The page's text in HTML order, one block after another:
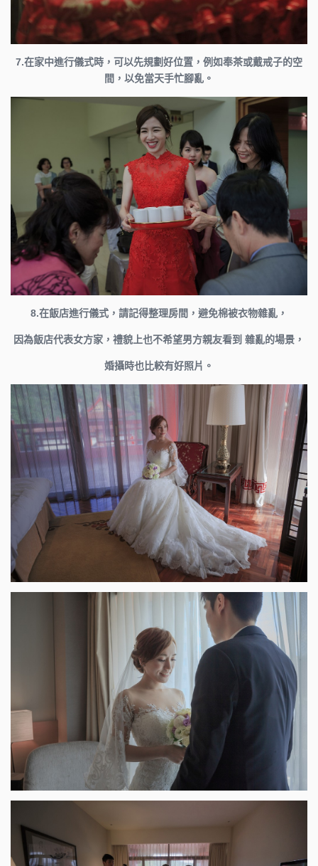
7.在家中進行儀式時，可以先規劃好位置，例如奉茶或戴戒子的空
間，以免當天手忙腳亂。
8.在飯店進行儀式，請記得整理房間，避免棉被衣物雜亂，
因為飯店代表女方家，禮貌上也不希望男方親友看到 雜亂的場景，
婚攝時也比較有好照片。